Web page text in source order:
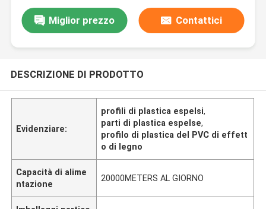
Miglior prezzo Contattici
DESCRIZIONE DI PRODOTTO
Evidenziare:
profili di plastica espelsi,
parti di plastica espelse,
profilo di plastica del PVC di effett
o di legno
Capacità di alime
ntazione
20000METERS AL GIORNO